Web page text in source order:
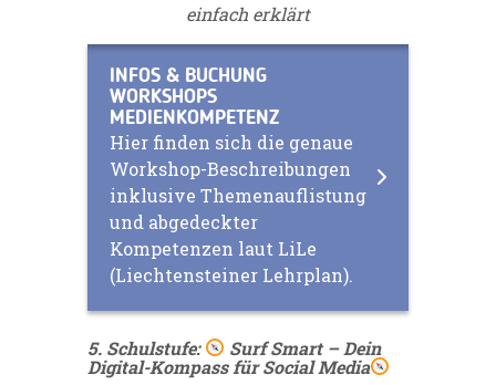
einfach erklärt
INFOS & BUCHUNG
WORKSHOPS
MEDIENKOMPETENZ
Hier finden sich die genaue
Workshop-Beschreibungen
inklusive Themenauflistung
und abgedeckter
Kompetenzen laut LiLe
(Liechtensteiner Lehrplan).
5. Schulstufe:
Surf Smart – Dein
Digital-Kompass für Social Media